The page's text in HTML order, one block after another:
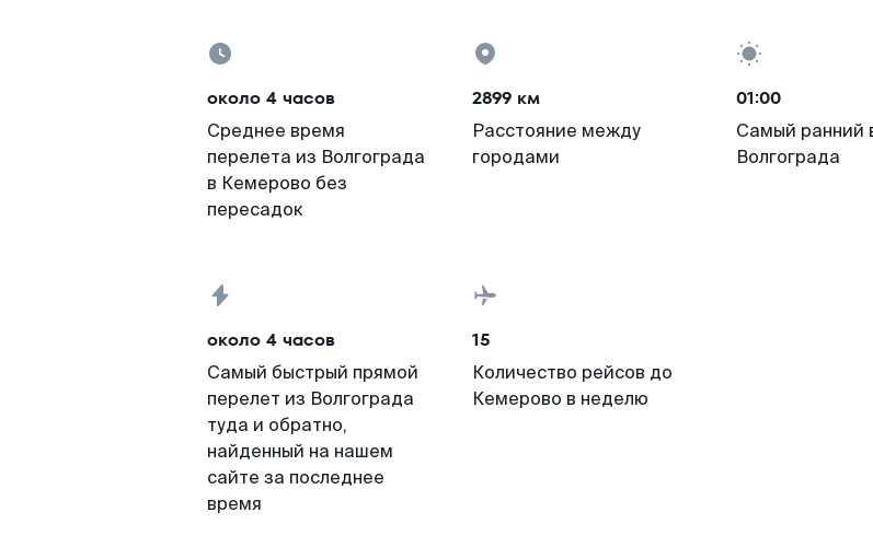
около 4 часов
Среднее время
перелета из Волгограда
в Кемерово без
пересадок
2899 км
Расстояние между
городами
01:00
Самый ранний
Волгограда
около 4 часов
Самый быстрый прямой
перелет из Волгограда
туда и обратно,
найденный на нашем
сайте за последнее
время
15
Количество рейсов до
Кемерово в неделю